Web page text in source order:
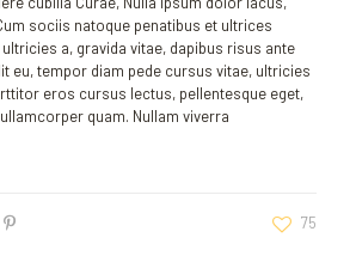
sociis natoque penatibus et ultrices
a, gravida vitae, dapibus risus ante
eu, tempor diam pede cursus vitae, ultricies
eros cursus lectus, pellentesque eget,
quam. Nullam viverra
75